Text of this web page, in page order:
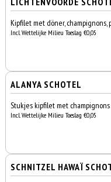
Kipfilet met döner, champignons,
Incl. Wettelijke Milieu Toeslag €0,05
ALANYA SCHOTEL
Stukjes kipfilet met
Incl. Wettelijke Milieu Toeslag €0,05
SCHNITZEL HAWAÏ